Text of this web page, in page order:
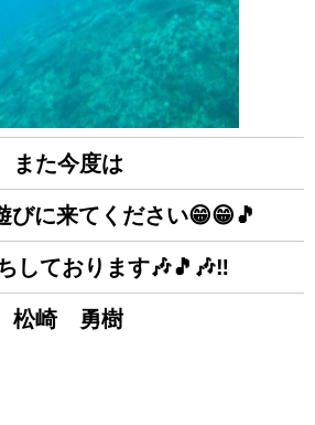
また今度は
びに来てください😁😁🎵
しております🎶🎵🎶‼
松崎 勇樹